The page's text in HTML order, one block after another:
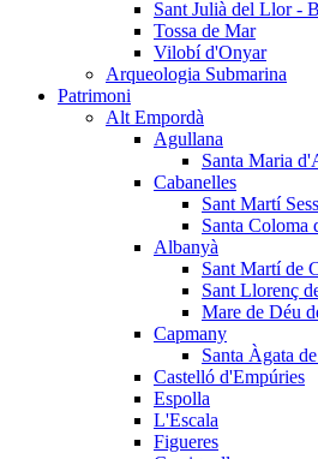
Sant Julià del Llor -
Tossa de Mar
Vilobí d'Onyar
Arqueologia Submarina
Patrimoni
Alt Empordà
Agullana
Santa Maria
Cabanelles
Sant Martí
Santa Coloma
Albanyà
Sant Martí de
Sant Llorenç
Mare de Déu
Capmany
Santa Àgata
Castelló d'Empúries
Espolla
L'Escala
Figueres